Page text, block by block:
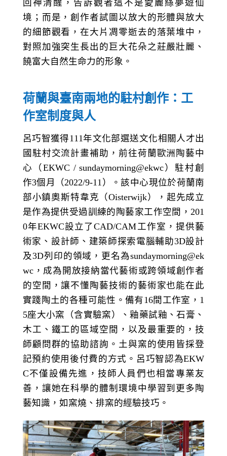
回神清醒，告訴觀者這不是愛麗絲夢遊仙
境；而是，創作者試圖以放大的形體與放大
的細節觀看，在大片凋零逝去的落葉堆中，
對照加強突生長出的巨大花朵之莊嚴壯麗、
饒富大自然生命力的形象。
荷蘭與臺南兩地的駐村創作：工
作室制度與人
呂巧智獲得111年文化部選送文化相關人才出
國駐村交流計畫補助，前往荷蘭歐洲陶藝中
心（EKWC / sundaymorning@ekwc）駐村創
作3個月（2022/9-11）。該中心現位於荷蘭南
部小鎮奧斯特韋克（Oisterwijk），起先成立
是作為提供受過訓練的陶藝家工作空間，201
0年EKWC設立了CAD/CAM工作室，提供藝
術家、設計師、建築師探索電腦輔助3D設計
及3D列印的領域，更名為sundaymorning@ek
wc，成為開放接納當代藝術或跨領域創作者
的空間，讓不懂陶藝技術的藝術家也能在此
實踐陶土的各種可能性。備有16間工作室，1
5座大小窯（含實驗窯）、釉藥試釉、石膏、
木工、鐵工的區域空間，以及最重要的，技
師顧問群的協助諮詢。土與窯的使用皆採登
記預約使用後付費的方式。呂巧智認為EKW
C不僅設備先進，技師人員們也相當專業友
善，讓她在科學的體制環境中學習到更多陶
藝知識，如窯燒、排窯的經驗技巧。